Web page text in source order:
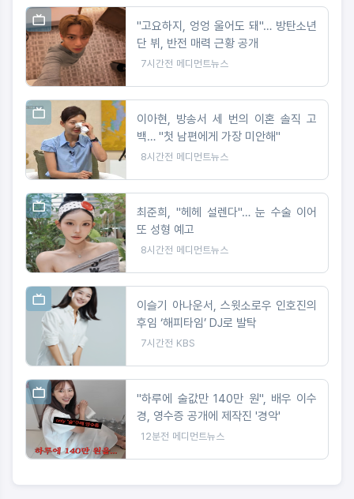
"고요하지, 엉엉 울어도 돼"… 방탄소년
단 뷔, 반전 매력 근황 공개
7시간전 메디먼트뉴스
이아현, 방송서 세 번의 이혼 솔직 고
백… "첫 남편에게 가장 미안해"
8시간전 메디먼트뉴스
최준희, "헤헤 설렌다"… 눈 수술 이어
또 성형 예고
8시간전 메디먼트뉴스
이슬기 아나운서, 스윗소로우 인호진의
후임 ‘해피타임’ DJ로 발탁
7시간전 KBS
"하루에 술값만 140만 원", 배우 이수
경, 영수증 공개에 제작진 '경악'
12분전 메디먼트뉴스